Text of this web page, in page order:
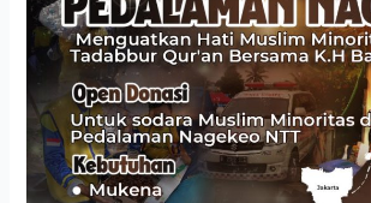
DAKWAH
PEDALAMAN
NAGEKEO